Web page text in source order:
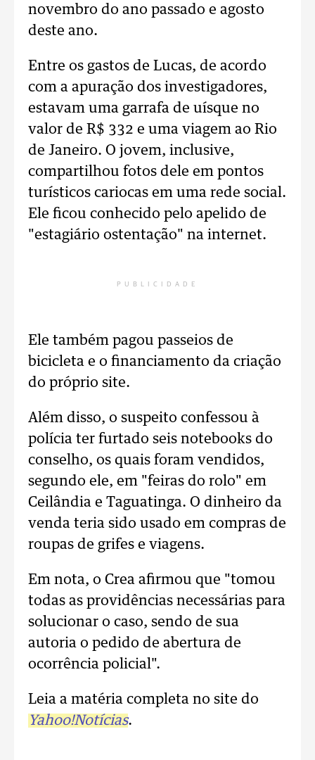
novembro do ano passado e agosto
deste ano.
Entre os gastos de Lucas, de acordo
com a apuração dos investigadores,
estavam uma garrafa de uísque no
valor de R$ 332 e uma viagem ao Rio
de Janeiro. O jovem, inclusive,
compartilhou fotos dele em pontos
turísticos cariocas em uma rede social.
Ele ficou conhecido pelo apelido de
"estagiário ostentação" na internet.
PUBLICIDADE
Ele também pagou passeios de
bicicleta e o financiamento da criação
do próprio site.
Além disso, o suspeito confessou à
polícia ter furtado seis notebooks do
conselho, os quais foram vendidos,
segundo ele, em "feiras do rolo" em
Ceilândia e Taguatinga. O dinheiro da
venda teria sido usado em compras de
roupas de grifes e viagens.
Em nota, o Crea afirmou que "tomou
todas as providências necessárias para
solucionar o caso, sendo de sua
autoria o pedido de abertura de
ocorrência policial".
Leia a matéria completa no site do
Yahoo!Notícias.